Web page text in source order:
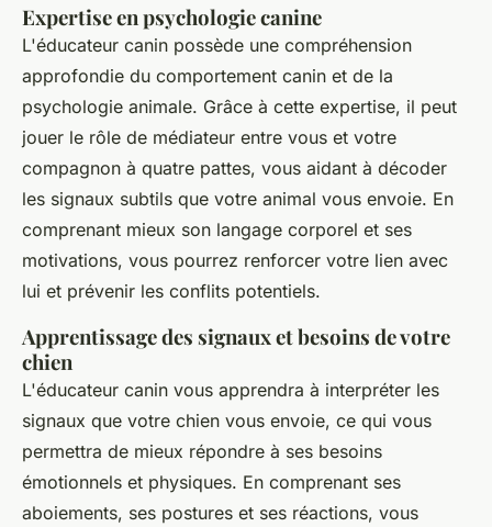
Expertise en psychologie canine
L'éducateur canin possède une compréhension
approfondie du comportement canin et de la
psychologie animale. Grâce à cette expertise, il peut
jouer le rôle de médiateur entre vous et votre
compagnon à quatre pattes, vous aidant à décoder
les signaux subtils que votre animal vous envoie. En
comprenant mieux son langage corporel et ses
motivations, vous pourrez renforcer votre lien avec
lui et prévenir les conflits potentiels.
Apprentissage des signaux et besoins de votre
chien
L'éducateur canin vous apprendra à interpréter les
signaux que votre chien vous envoie, ce qui vous
permettra de mieux répondre à ses besoins
émotionnels et physiques. En comprenant ses
aboiements, ses postures et ses réactions, vous